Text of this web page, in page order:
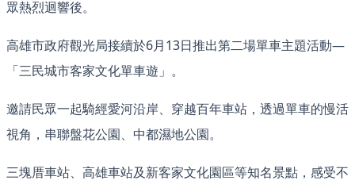
眾熱烈迴響後。
高雄市政府觀光局接續於6月13日推出第二場單車主題活動—
「三民城市客家文化單車遊」。
邀請民眾一起騎經愛河沿岸、穿越百年車站，透過單車的慢活
視角，串聯盤花公園、中都濕地公園。
三塊厝車站、高雄車站及新客家文化園區等知名景點，感受不